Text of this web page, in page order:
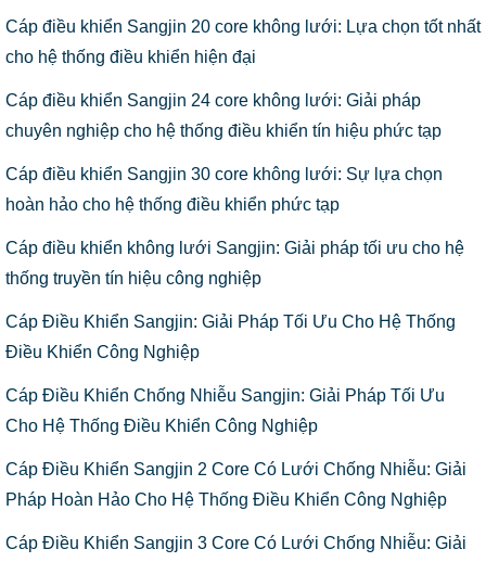
Cáp điều khiển Sangjin 20 core không lưới: Lựa chọn tốt nhất
cho hệ thống điều khiển hiện đại
Cáp điều khiển Sangjin 24 core không lưới: Giải pháp
chuyên nghiệp cho hệ thống điều khiển tín hiệu phức tạp
Cáp điều khiển Sangjin 30 core không lưới: Sự lựa chọn
hoàn hảo cho hệ thống điều khiển phức tạp
Cáp điều khiển không lưới Sangjin: Giải pháp tối ưu cho hệ
thống truyền tín hiệu công nghiệp
Cáp Điều Khiển Sangjin: Giải Pháp Tối Ưu Cho Hệ Thống
Điều Khiển Công Nghiệp
Cáp Điều Khiển Chống Nhiễu Sangjin: Giải Pháp Tối Ưu
Cho Hệ Thống Điều Khiển Công Nghiệp
Cáp Điều Khiển Sangjin 2 Core Có Lưới Chống Nhiễu: Giải
Pháp Hoàn Hảo Cho Hệ Thống Điều Khiển Công Nghiệp
Cáp Điều Khiển Sangjin 3 Core Có Lưới Chống Nhiễu: Giải